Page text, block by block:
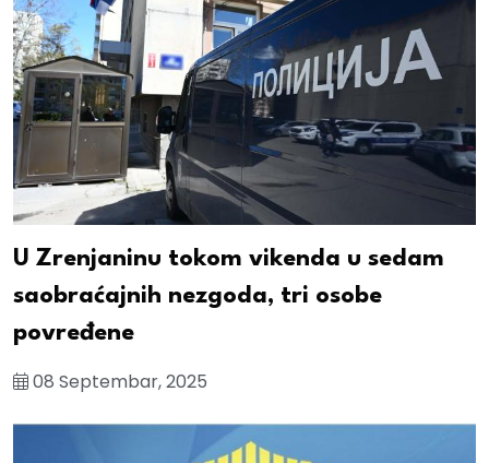
U Zrenjaninu tokom vikenda u sedam
saobraćajnih nezgoda, tri osobe
povređene
08 Septembar, 2025